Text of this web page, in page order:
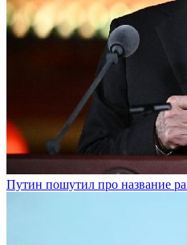
Путин пошутил про название